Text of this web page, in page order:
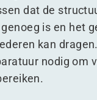
dat de
is en het
kan
nodig om